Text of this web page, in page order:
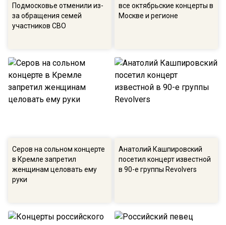
Подмосковье отменили из-
за обращения семей
участников СВО
все октябрьские концерты в
Москве и регионе
Серов на сольном концерте
в Кремле запретил
женщинам целовать ему
руки
Анатолий Кашпировский
посетил концерт известной
в 90-е группы Revolvers